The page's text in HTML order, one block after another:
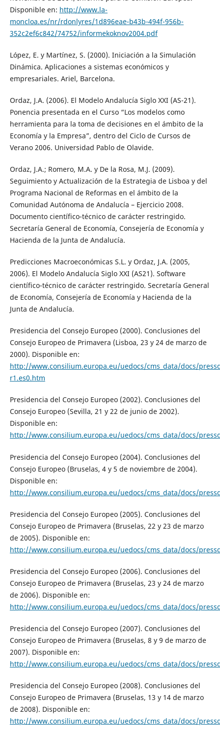
Disponible en: http://www.la-
moncloa.es/nr/rdonlyres/1d896eae-b43b-494f-956b-
352c2ef6c842/74752/informekoknov2004.pdf
López, E. y Martínez, S. (2000). Iniciación a la Simulación
Dinámica. Aplicaciones a sistemas económicos y
empresariales. Ariel, Barcelona.
Ordaz, J.A. (2006). El Modelo Andalucía Siglo XXI (AS-21).
Ponencia presentada en el Curso “Los modelos como
herramienta para la toma de decisiones en el ámbito de la
Economía y la Empresa”, dentro del Ciclo de Cursos de
Verano 2006. Universidad Pablo de Olavide.
Ordaz, J.A.; Romero, M.A. y De la Rosa, M.J. (2009).
Seguimiento y Actualización de la Estrategia de Lisboa y del
Programa Nacional de Reformas en el ámbito de la
Comunidad Autónoma de Andalucía – Ejercicio 2008.
Documento científico-técnico de carácter restringido.
Secretaría General de Economía, Consejería de Economía y
Hacienda de la Junta de Andalucía.
Predicciones Macroeconómicas S.L. y Ordaz, J.A. (2005,
2006). El Modelo Andalucía Siglo XXI (AS21). Software
científico-técnico de carácter restringido. Secretaría General
de Economía, Consejería de Economía y Hacienda de la
Junta de Andalucía.
Presidencia del Consejo Europeo (2000). Conclusiones del
Consejo Europeo de Primavera (Lisboa, 23 y 24 de marzo de
2000). Disponible en:
http://www.consilium.europa.eu/uedocs/cms_data/docs/
r1.es0.htm
Presidencia del Consejo Europeo (2002). Conclusiones del
Consejo Europeo (Sevilla, 21 y 22 de junio de 2002).
Disponible en:
http://www.consilium.europa.eu/uedocs/cms_data/docs/
Presidencia del Consejo Europeo (2004). Conclusiones del
Consejo Europeo (Bruselas, 4 y 5 de noviembre de 2004).
Disponible en:
http://www.consilium.europa.eu/uedocs/cms_data/docs/
Presidencia del Consejo Europeo (2005). Conclusiones del
Consejo Europeo de Primavera (Bruselas, 22 y 23 de marzo
de 2005). Disponible en:
http://www.consilium.europa.eu/uedocs/cms_data/docs/
Presidencia del Consejo Europeo (2006). Conclusiones del
Consejo Europeo de Primavera (Bruselas, 23 y 24 de marzo
de 2006). Disponible en:
http://www.consilium.europa.eu/uedocs/cms_data/docs/
Presidencia del Consejo Europeo (2007). Conclusiones del
Consejo Europeo de Primavera (Bruselas, 8 y 9 de marzo de
2007). Disponible en:
http://www.consilium.europa.eu/uedocs/cms_data/docs/
Presidencia del Consejo Europeo (2008). Conclusiones del
Consejo Europeo de Primavera (Bruselas, 13 y 14 de marzo
de 2008). Disponible en:
http://www.consilium.europa.eu/uedocs/cms_data/docs/